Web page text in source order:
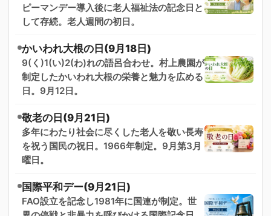
ピーマンデー導入後に老人福祉法の記念日と
して存続。老人週間の初日。
かいわれ大根の日(9月18日)
9(く)1(い)2(わ)れの語呂合わせ。村上農園が
制定したかいわれ大根の栄養と魅力を広める
日。9月12日。
敬老の日(9月21日)
多年にわたり社会に尽くした老人を敬い長寿
を祝う国民の祝日。1966年制定。9月第3月
曜日。
国際平和デー(9月21日)
FAO設立を記念し1981年に国連が制定。世